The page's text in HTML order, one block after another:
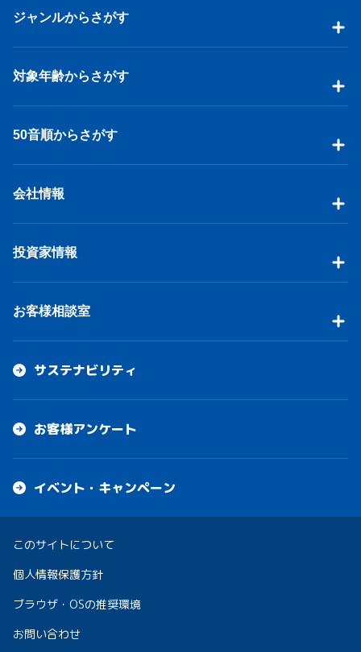
ジャンルからさがす
対象年齢からさがす
50音順からさがす
会社情報
投資家情報
お客様相談室
サステナビリティ
お客様アンケート
イベント・キャンペーン
このサイトについて
個人情報保護方針
ブラウザ・OSの推奨環境
お問い合わせ